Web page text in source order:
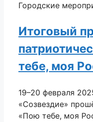
Городские
Итоговый
тебе, моя
19–20 февраля
«Созвездие»
«Пою тебе, моя